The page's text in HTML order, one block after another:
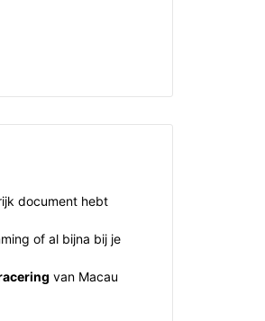
document hebt
of al bijna bij je
van Macau